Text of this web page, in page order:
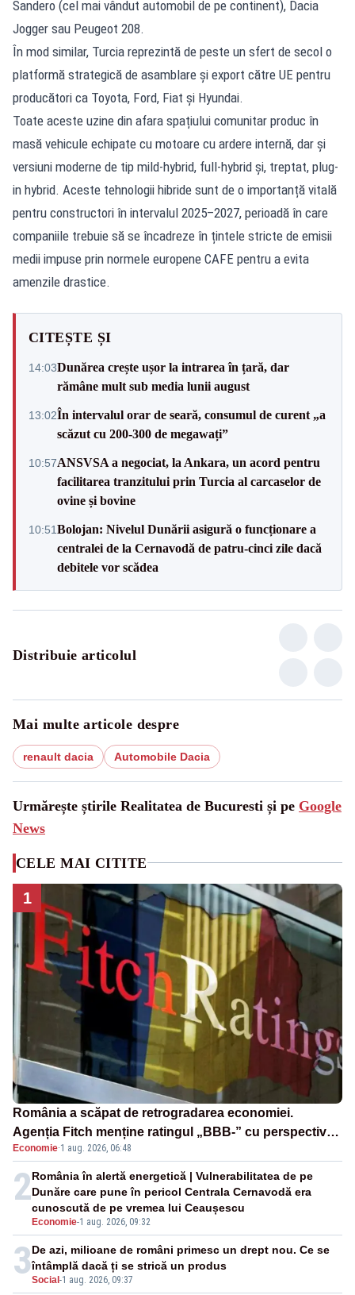
Sandero (cel mai vândut automobil de pe continent), Dacia
Jogger sau Peugeot 208.
În mod similar, Turcia reprezintă de peste un sfert de secol o
platformă strategică de asamblare și export către UE pentru
producători ca Toyota, Ford, Fiat și Hyundai.
Toate aceste uzine din afara spațiului comunitar produc în
masă vehicule echipate cu motoare cu ardere internă, dar și
versiuni moderne de tip mild-hybrid, full-hybrid și, treptat, plug-
in hybrid. Aceste tehnologii hibride sunt de o importanță vitală
pentru constructori în intervalul 2025–2027, perioadă în care
companiile trebuie să se încadreze în țintele stricte de emisii
medii impuse prin normele europene CAFE pentru a evita
amenzile drastice.
CITEȘTE ȘI
14:03Dunărea crește ușor la intrarea în țară, dar
rămâne mult sub media lunii august
13:02În intervalul orar de seară, consumul de curent „a
scăzut cu 200-300 de megawați”
10:57ANSVSA a negociat, la Ankara, un acord pentru
facilitarea tranzitului prin Turcia al carcaselor de
ovine și bovine
10:51Bolojan: Nivelul Dunării asigură o funcționare a
centralei de la Cernavodă de patru-cinci zile dacă
debitele vor scădea
Distribuie articolul
Mai multe articole despre
renault dacia Automobile Dacia
Urmărește știrile Realitatea de Bucuresti și pe Google
News
CELE MAI CITITE
1
România a scăpat de retrogradarea economiei.
Agenția Fitch menține ratingul „BBB-” cu perspectivă
negativă
Economie·1 aug. 2026, 06:48
2
Economie-1 aug. 2026, 09:32
România în alertă energetică | Vulnerabilitatea de pe
Dunăre care pune în pericol Centrala Cernavodă era
cunoscută de pe vremea lui Ceaușescu
3Social -1 aug. 2026, 09:37
De azi, milioane de români primesc un drept nou. Ce se
întâmplă dacă ți se strică un produs